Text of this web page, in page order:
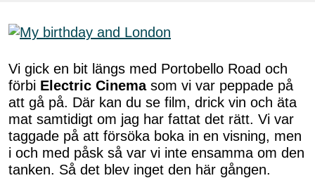
Vi gick en bit längs med Portobello Road och
förbi Electric Cinemasom vi var peppade på
att gå på. Där kan du se film, drick vin och äta
mat samtidigt om jag har fattat det rätt. Vi var
taggade på att försöka boka in en visning, men
i och med påsk så var vi inte ensamma om den
tanken. Så det blev inget den här gången.